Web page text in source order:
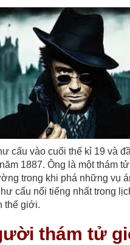
cấu vào cuối thế kỉ 19 và
1887. Ông là một thám
trong khi phá những vụ
cấu nổi tiếng nhất trong
thế giới.
thám tử